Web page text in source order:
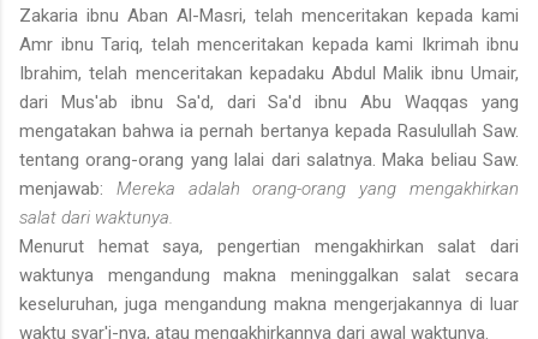
Zakaria ibnu Aban Al-Masri, telah menceritakan kepada kami
Amr ibnu Tariq, telah menceritakan kepada kami Ikrimah ibnu
Ibrahim, telah menceritakan kepadaku Abdul Malik ibnu Umair,
dari Mus'ab ibnu Sa'd, dari Sa'd ibnu Abu Waqqas yang
mengatakan bahwa ia pernah bertanya kepada Rasulullah Saw.
tentang orang-orang yang lalai dari salatnya. Maka beliau Saw.
menjawab: Mereka adalah orang-orang yang mengakhirkan
salat dari waktunya.
Menurut hemat saya, pengertian mengakhirkan salat dari
waktunya mengandung makna meninggalkan salat secara
keseluruhan, juga mengandung makna mengerjakannya di luar
waktu syar'i-nya, atau mengakhirkannya dari awal waktunya.